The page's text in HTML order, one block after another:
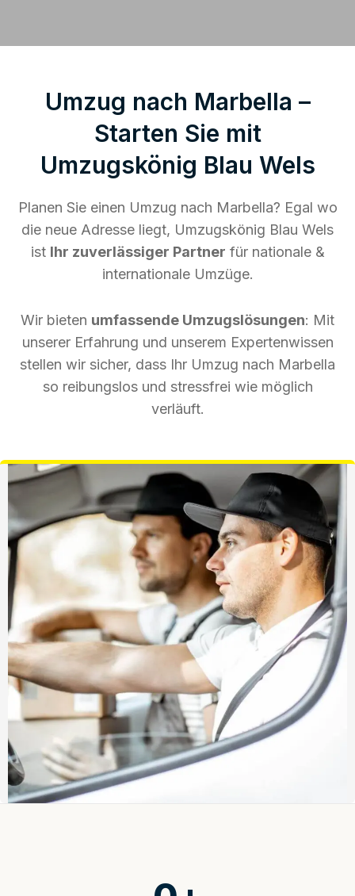
Umzug nach Marbella –
Starten Sie mit
Umzugskönig Blau Wels
Planen Sie einen Umzug nach Marbella? Egal wo
die neue Adresse liegt, Umzugskönig Blau Wels
ist Ihr zuverlässiger Partner für nationale &
internationale Umzüge.
Wir bieten umfassende Umzugslösungen: Mit
unserer Erfahrung und unserem Expertenwissen
stellen wir sicher, dass Ihr Umzug nach Marbella
so reibungslos und stressfrei wie möglich
verläuft.